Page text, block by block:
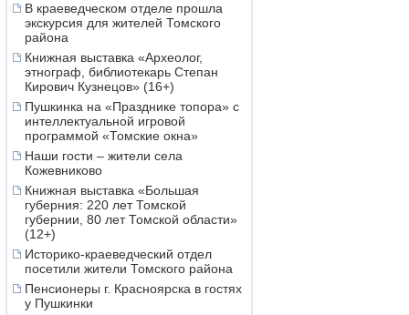
В краеведческом отделе прошла
экскурсия для жителей Томского
района
Книжная выставка «Археолог,
этнограф, библиотекарь Степан
Кирович Кузнецов» (16+)
Пушкинка на «Празднике топора» с
интеллектуальной игровой
программой «Томские окна»
Наши гости – жители села
Кожевниково
Книжная выставка «Большая
губерния: 220 лет Томской
губернии, 80 лет Томской области»
(12+)
Историко-краеведческий отдел
посетили жители Томского района
Пенсионеры г. Красноярска в гостях
у Пушкинки